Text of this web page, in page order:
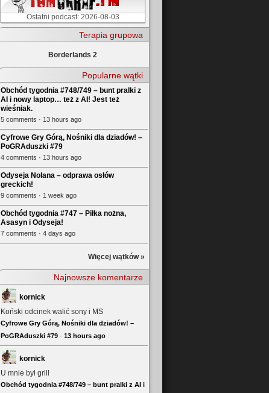
Ostatni podcast: 2026-08-03
Terapia grupowa
Borderlands 2
Popularne wątki
Obchód tygodnia #748/749 – bunt pralki z
AI i nowy laptop… też z AI! Jest też
wieśniak.
5 comments · 13 hours ago
Cyfrowe Gry Górą, Nośniki dla dziadów! –
PoGRAduszki #79
4 comments · 13 hours ago
Odyseja Nolana – odprawa osłów
greckich!
9 comments · 1 week ago
Obchód tygodnia #747 – Piłka nożna,
Asasyn i Odyseja!
7 comments · 4 days ago
Więcej wątków »
Najnowsze komentarze
kornick
Koński odcinek walić sony i MS
Cyfrowe Gry Górą, Nośniki dla dziadów! –
PoGRAduszki #79 · 13 hours ago
kornick
U mnie był grill
Obchód tygodnia #748/749 – bunt pralki z AI i